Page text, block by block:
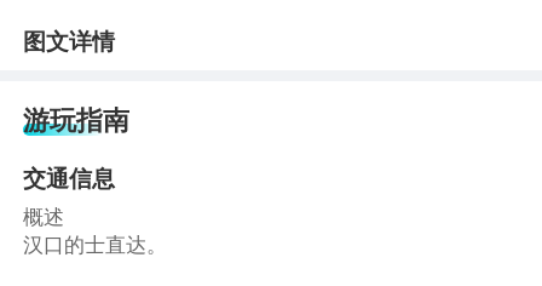
图文详情
游玩指南
交通信息
概述
汉口的士直达。